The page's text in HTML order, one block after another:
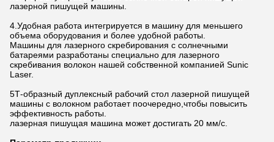
лазерной пишущей машины.
4.Удобная работа интегрируется в машину для меньшего
объема оборудования и более удобной работы.
Машины для лазерного скребирования с солнечными
батареями разработаны специально для лазерного
скребивания волокон нашей собственной компанией Sunic
Laser.
5Т-образный дуплексный рабочий стол лазерной пишущей
машины с волокном работает поочередно,чтобы повысить
эффективность работы.
лазерная пишущая машина может достигать 20 мм/с.